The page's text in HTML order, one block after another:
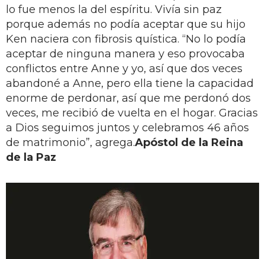
lo fue menos la del espíritu. Vivía sin paz
porque además no podía aceptar que su hijo
Ken naciera con fibrosis quística. “No lo podía
aceptar de ninguna manera y eso provocaba
conflictos entre Anne y yo, así que dos veces
abandoné a Anne, pero ella tiene la capacidad
enorme de perdonar, así que me perdonó dos
veces, me recibió de vuelta en el hogar. Gracias
a Dios seguimos juntos y celebramos 46 años
de matrimonio”, agrega.Apóstol de la Reina
de la Paz